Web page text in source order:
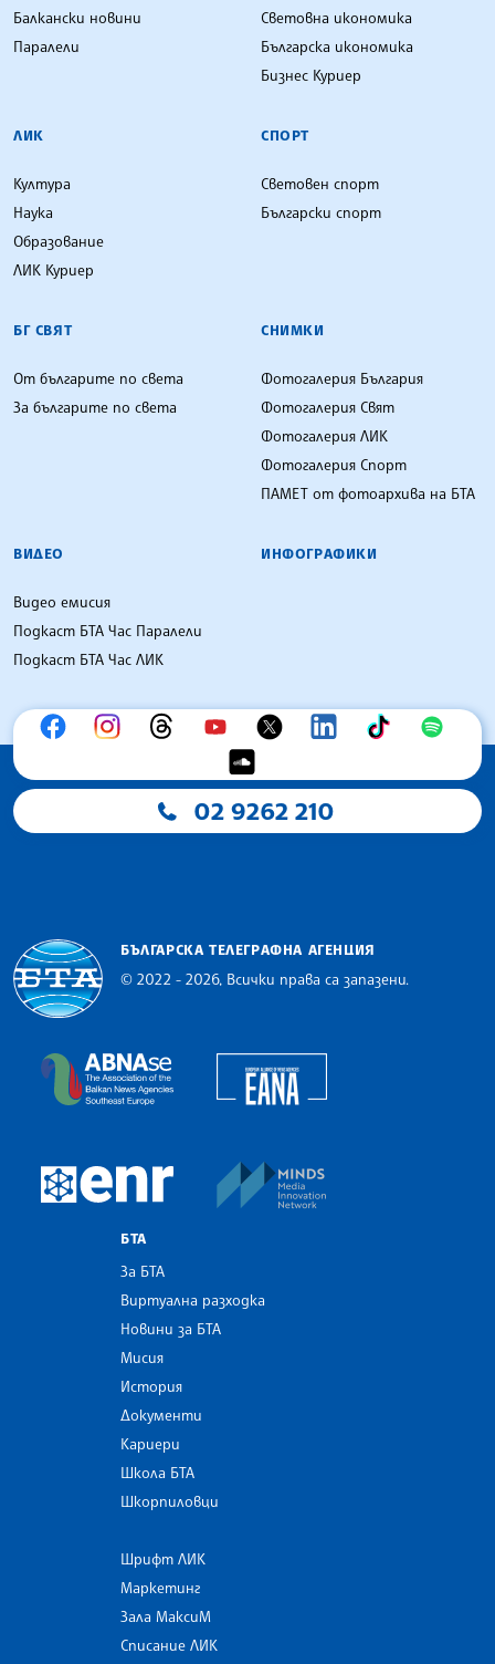
Балкански новини
Паралели
Световна икономика
Българска икономика
Бизнес Куриер
ЛИК
Култура
Наука
Образование
ЛИК Куриер
СПОРТ
Световен спорт
Български спорт
БГ СВЯТ
От българите по света
За българите по света
СНИМКИ
Фотогалерия България
Фотогалерия Свят
Фотогалерия ЛИК
Фотогалерия Спорт
ПАМЕТ от фотоархива на БТА
ВИДЕО
Видео емисия
Подкаст БТА Час Паралели
Подкаст БТА Час ЛИК
ИНФОГРАФИКИ
02 9262 210
БЪЛГАРСКА ТЕЛЕГРАФНА АГЕНЦИЯ
© 2022 - 2026, Всички права са запазени.
The Assocoation of the Balkan News Agencies
European Newsroom
БТА
За БТА
Виртуална разходка
Новини за БТА
Мисия
История
Документи
Кариери
Школа БТА
Шкорпиловци
Шрифт ЛИК
Маркетинг
Зала МаксиМ
Списание ЛИК